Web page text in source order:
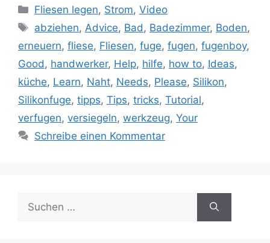
Kategorien
Fliesen legen, Strom,Video
Schlagwörter
abziehen, Advice, Bad , Badezimmer, Boden,
erneuern, fliese, Fliesen, fuge, fugen, fugenboy,
Good , handwerker, Help, hilfe, how to, Ideas,
küche, Learn, Naht, Needs, Please, Silikon,
Silikonfuge, tipps, Tips, tricks, Tutorial,
verfugen, versiegeln, werkzeug, Your
Schreibe einen Kommentar
nach: